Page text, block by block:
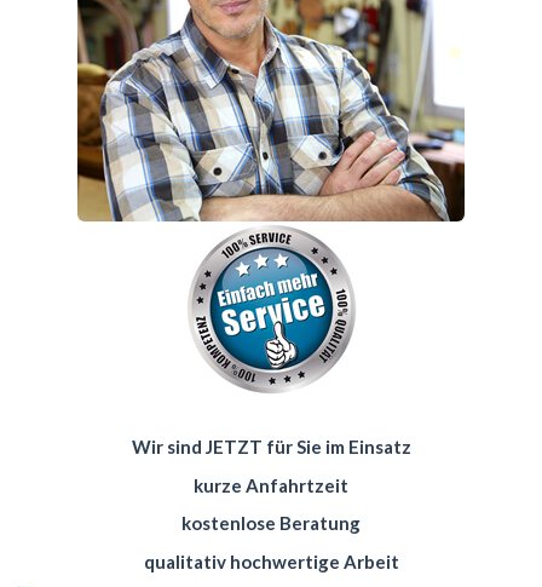
Wir sind JETZT für Sie im Einsatz
kurze Anfahrtzeit
kostenlose Beratung
qualitativ hochwertige Arbeit